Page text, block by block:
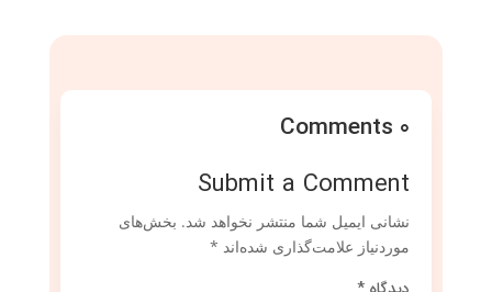
0 Comments
Submit a Comment
نشانی ایمیل شما منتشر نخواهد شد. بخش‌های
موردنیاز علامت‌گذاری شده‌اند *